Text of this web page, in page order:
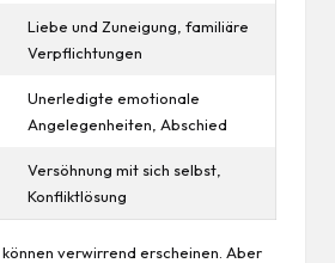
Liebe und Zuneigung, familiäre
Verpflichtungen
Unerledigte emotionale
Angelegenheiten, Abschied
Versöhnung mit sich selbst,
Konfliktlösung
können verwirrend erscheinen. Aber